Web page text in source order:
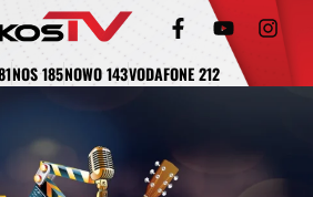
NOS 185NOWO 143VODAFONE 212